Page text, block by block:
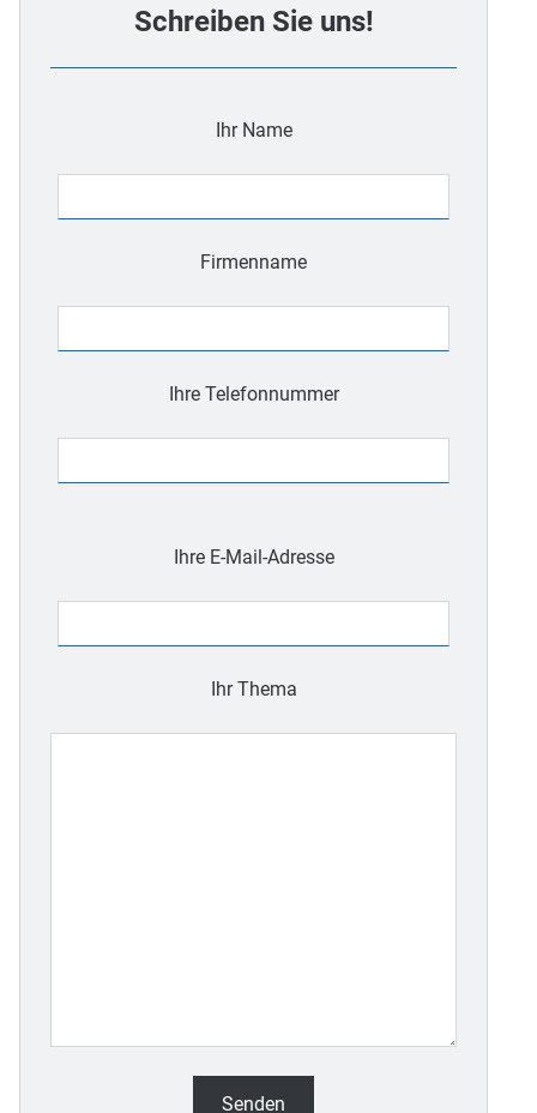
Schreiben Sie uns!
Ihr Name
Firmenname
Ihre Telefonnummer
leer.
Ihre E-Mail-Adresse
Ihr Thema